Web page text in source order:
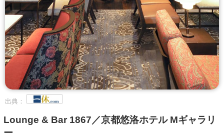
出典：
Lounge & Bar 1867／京都悠洛ホテル Mギャラリ
ー